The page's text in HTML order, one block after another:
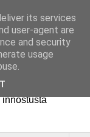
its services
user-agent are
and security
usage